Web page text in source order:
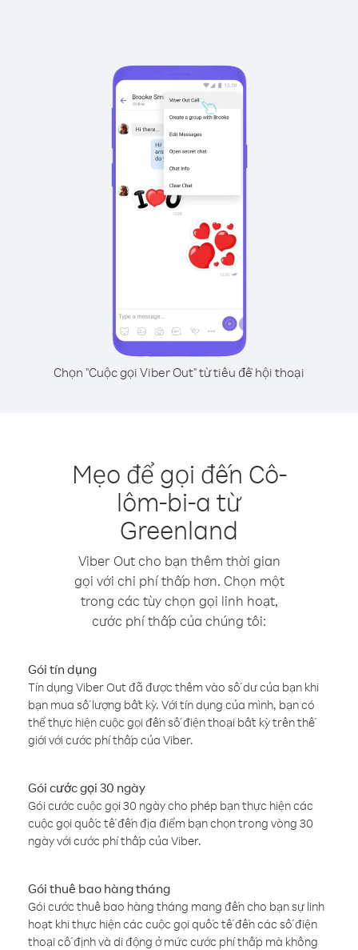
Chọn "Cuộc gọi Viber Out" từ tiêu đề hội thoại
Mẹo để gọi đến Cô-
lôm-bi-a từ
Greenland
Viber Out cho bạn thêm thời gian
gọi với chi phí thấp hơn. Chọn một
trong các tùy chọn gọi linh hoạt,
cước phí thấp của chúng tôi:
Gói tín dụng
Tín dụng Viber Out đã được thêm vào số dư của bạn khi
bạn mua số lượng bất kỳ. Với tín dụng của mình, bạn có
thể thực hiện cuộc gọi đến số điện thoại bất kỳ trên thế
giới với cước phí thấp của Viber.
Gói cước gọi 30 ngày
Gói cước cuộc gọi 30 ngày cho phép bạn thực hiện các
cuộc gọi quốc tế đến địa điểm bạn chọn trong vòng 30
ngày với cước phí thấp của Viber.
Gói thuê bao hàng tháng
Gói cước thuê bao hàng tháng mang đến cho bạn sự linh
hoạt khi thực hiện các cuộc gọi quốc tế đến các số điện
thoại cố định và di động ở mức cước phí thấp mà không